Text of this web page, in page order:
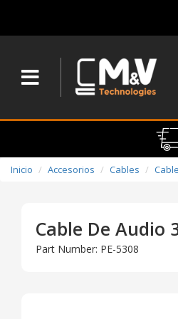
Inicio Accesorios Cables
Cable De Audio
Part Number: PE-5308